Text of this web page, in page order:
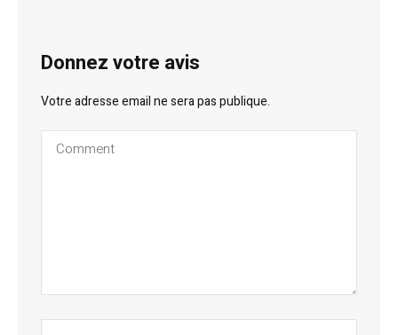
Donnez votre avis
Votre adresse email ne sera pas publique.